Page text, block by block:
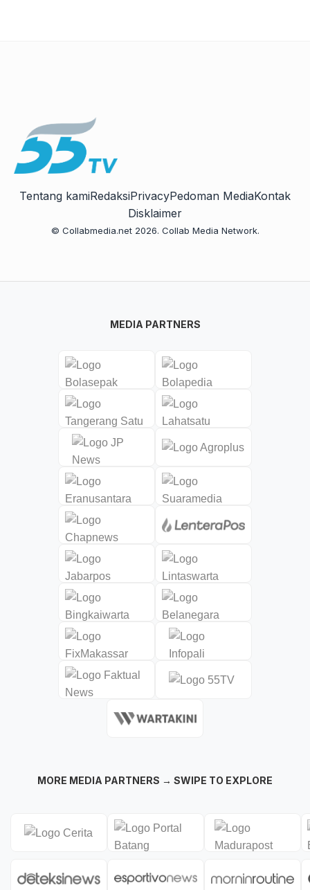
Tentang kamiRedaksiPrivacyPedoman MediaKontak
Disklaimer
© Collabmedia.net 2026. Collab Media Network.
MEDIA PARTNERS
MORE MEDIA PARTNERS → SWIPE TO EXPLORE